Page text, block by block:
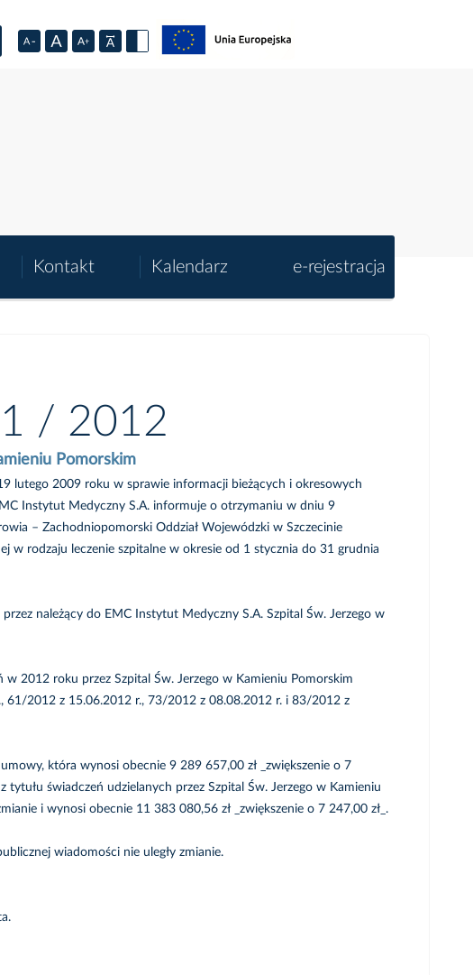
Kontakt Kalendarz e-rejestracja
/ 2012
Pomorskim
lutego 2009 roku w sprawie informacji bieżących i okresowych
Instytut Medyczny S.A. informuje o otrzymaniu w dniu 9
– Zachodniopomorski Oddział Wojewódzki w Szczecinie
w rodzaju leczenie szpitalne w okresie od 1 stycznia do 31 grudnia
należący do EMC Instytut Medyczny S.A. Szpital Św. Jerzego w
2012 roku przez Szpital Św. Jerzego w Kamieniu Pomorskim
2012 z 15.06.2012 r., 73/2012 z 08.08.2012 r. i 83/2012 z
która wynosi obecnie 9 289 657,00 zł _zwiększenie o 7
tytułu świadczeń udzielanych przez Szpital Św. Jerzego w Kamieniu
i wynosi obecnie 11 383 080,56 zł _zwiększenie o 7 247,00 zł_.
wiadomości nie uległy zmianie.